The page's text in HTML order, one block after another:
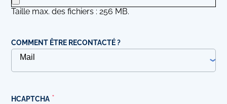
Taille max. des fichiers : 256 MB.
COMMENT ÊTRE RECONTACTÉ ?
HCAPTCHA